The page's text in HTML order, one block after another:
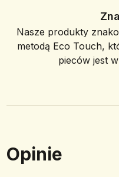
Nasze produkty
metodą Eco Touch,
pieców jest
Opinie